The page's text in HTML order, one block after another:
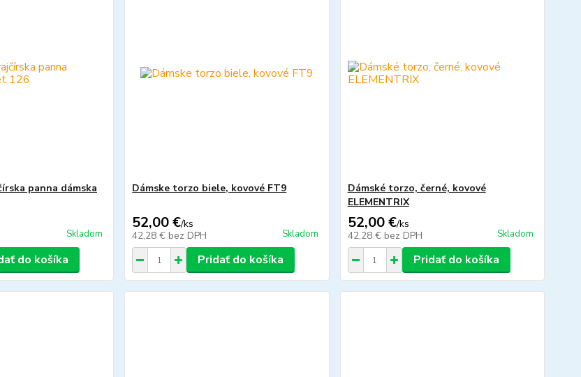
panna dámska
Skladom
do košíka
Dámske torzo biele, kovové FT9
52,00 €/ks
42,28 € bez DPH Skladom
Pridať do košíka
Dámské torzo, černé, kovové
ELEMENTRIX
52,00 €/ks
42,28 € bez DPH Skladom
Pridať do košíka